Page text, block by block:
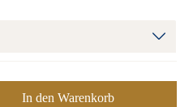
In den Warenkorb